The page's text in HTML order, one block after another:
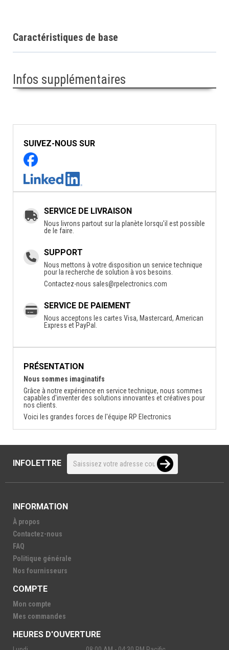
Caractéristiques de base
Infos supplémentaires
SUIVEZ-NOUS SUR
SERVICE DE LIVRAISON
Nous livrons partout sur la planète lorsqu'il est possible
de le faire.
SUPPORT
Nous mettons à votre disposition un service technique
pour la recherche de solution à vos besoins.
Contactez-nous sales@rpelectronics.com
SERVICE DE PAIEMENT
Nous acceptons les cartes Visa, Mastercard, American
Express et PayPal.
PRÉSENTATION
Nous sommes imaginatifs
Grâce à notre expérience en service technique, nous sommes
capables d'inventer des solutions innovantes et créatives pour
nos clients.
Voici les grandes forces de l'équipe RP Electronics
INFOLETTRE
INFORMATION
À propos
Contactez-nous
FAQ
Politique générale
Nos fournisseurs
COMPTE
Mon compte
Mes commandes
HEURES D'OUVERTURE